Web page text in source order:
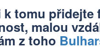
k tomu přidejte
malou
z toho